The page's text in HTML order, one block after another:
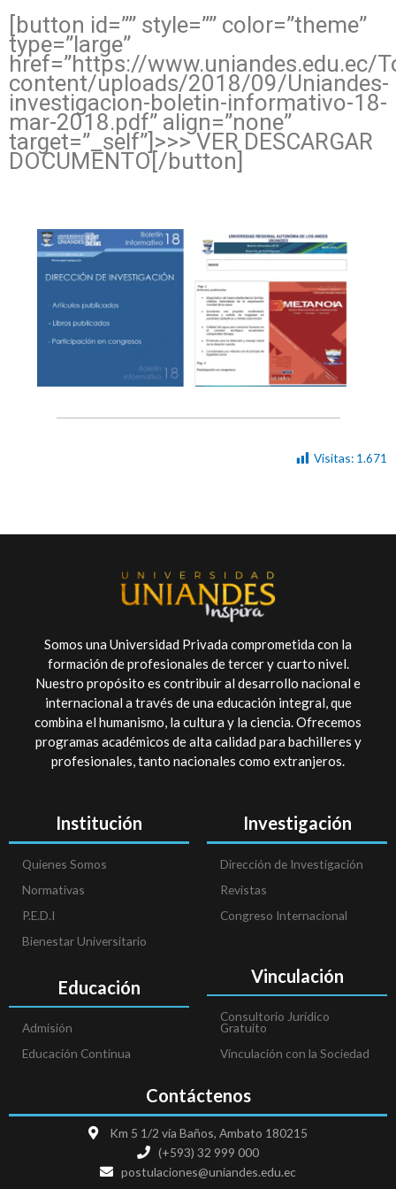
[button id=”” style=”” color=”theme”
type=”large”
href=”https://www.uniandes.edu.ec/
content/uploads/2018/09/Uniandes-
investigacion-boletin-informativo-18-
mar-2018.pdf” align=”none”
target=”_self”]>>> VER DESCARGAR
DOCUMENTO[/button]
Visitas: 1.671
Somos una Universidad Privada comprometida con la
formación de profesionales de tercer y cuarto nivel.
Nuestro propósito es contribuir al desarrollo nacional e
internacional a través de una educación integral, que
combina el humanismo, la cultura y la ciencia. Ofrecemos
programas académicos de alta calidad para bachilleres y
profesionales, tanto nacionales como extranjeros.
Institución
Quienes Somos
Normativas
P.E.D.I
Bienestar Universitario
Educación
Admisión
Educación Continua
Investigación
Dirección de Investigación
Revistas
Congreso Internacional
Vinculación
Consultorio Jurídico
Gratuito
Vinculación con la Sociedad
Contáctenos
Km 5 1/2 vía Baños, Ambato 180215
(+593) 32 999 000
postulaciones@uniandes.edu.ec